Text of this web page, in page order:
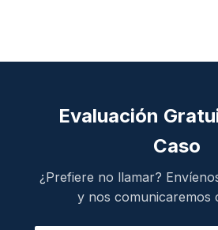
Evaluación
Caso
¿Prefiere no llamar?
y nos comunicaremos